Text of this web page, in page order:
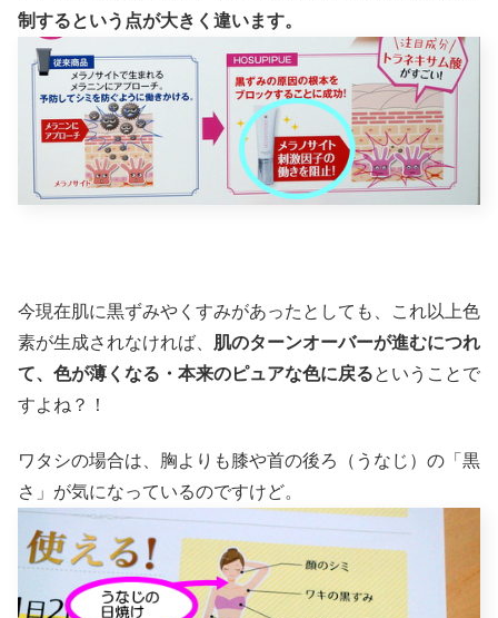
制するという点が大きく違います。
今現在肌に黒ずみやくすみがあったとしても、これ以上色
素が生成されなければ、 肌のターンオーバーが進むにつれ
て、色が薄くなる・本来のピュアな色に戻るということで
すよね？！
ワタシの場合は、胸よりも膝や首の後ろ（うなじ）の「黒
さ」が気になっているのですけど。